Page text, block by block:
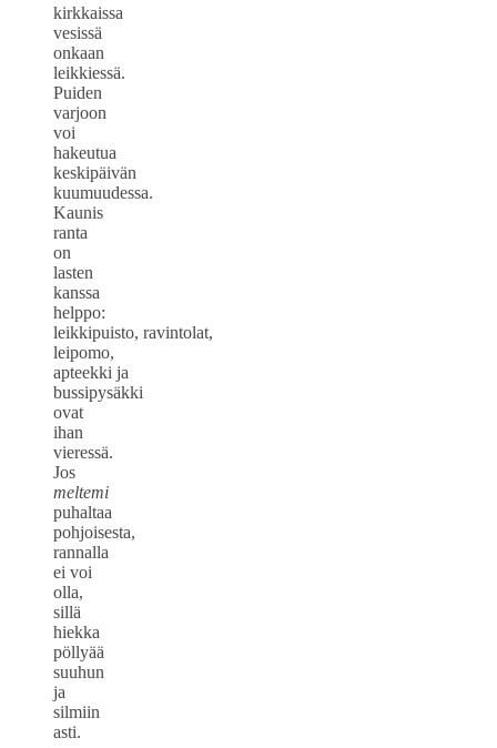
kirkkaissa
vesissä
onkaan
leikkiessä.
Puiden
varjoon
voi
hakeutua
keskipäivän
kuumuudessa.
Kaunis
ranta
on
lasten
kanssa
helppo:
leikkipuisto, ravintolat,
leipomo,
apteekki ja
bussipysäkki
ovat
ihan
vieressä.
Jos
meltemi
puhaltaa
pohjoisesta,
rannalla
ei voi
olla,
sillä
hiekka
pöllyää
suuhun
ja
silmiin
asti.